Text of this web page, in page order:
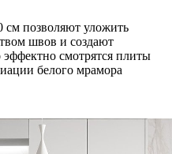
см позволяют уложить
швов и создают
смотрятся плиты
белого мрамора